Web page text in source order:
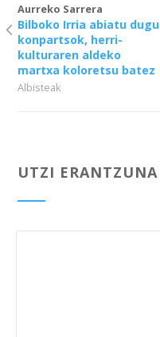
Aurreko Sarrera
Bilboko Irria abiatu dugu
konpartsok, herri-
kulturaren aldeko
martxa koloretsu batez
Albisteak
UTZI ERANTZUNA